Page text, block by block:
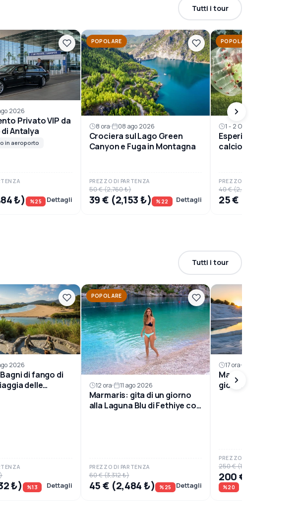
Tutti i tour
2026
Privato VIP da
Antalya
in aeroporto
₺) %25 Dettagli
POPOLARE
8 ora 08 ago 2026
Crociera sul Lago Green
Canyon e Fuga in Montagna
PREZZO DI PARTENZA
50 € (2,760 ₺)
39 € (2,153 ₺) %22 Dettagli
POPOLARE
1 - 2 Ora
Esperienza di partita
calcio nel pallone
PREZZO DI PARTENZA
40 € (2,208 ₺)
25 € (1,380 ₺)
Tutti i tour
2026
di fango di
delle
₺) %13 Dettagli
POPOLARE
12 ora 11 ago 2026
Marmaris: gita di un giorno
alla Laguna Blu di Fethiye con
PREZZO DI PARTENZA
60 € (3,312 ₺)
45 € (2,484 ₺) %25 Dettagli
17 ora
Marmaris:
giorno a Pamukkale
PREZZO DI PARTENZA
250 € (13,800 ₺)
200 € (11,040 ₺)
%20